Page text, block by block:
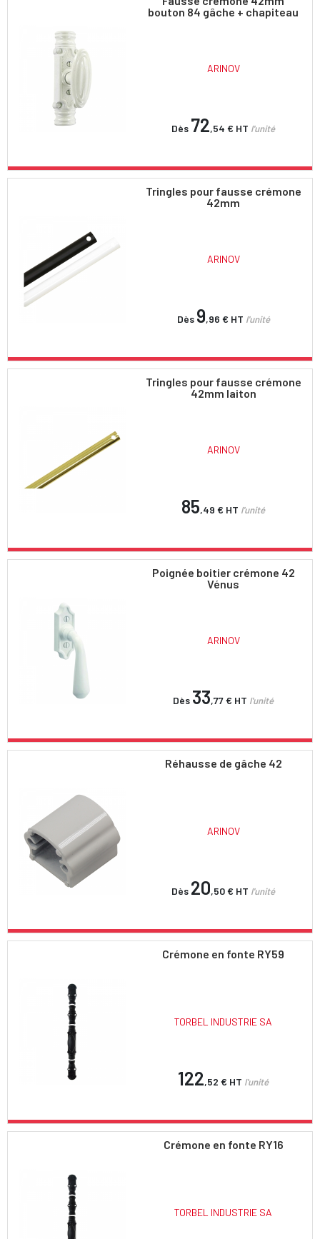
bouton 84 gâche + chapiteau
ARINOV
Dès 72,54 € HT l'unité
Tringles pour fausse crémone
42mm
ARINOV
Dès 9,96 € HT l'unité
Tringles pour fausse crémone
42mm laiton
ARINOV
85,49 € HT l'unité
Poignée boitier crémone 42
Vénus
ARINOV
Dès 33,77 € HT l'unité
Réhausse de gâche 42
ARINOV
Dès 20,50 € HT l'unité
Crémone en fonte RY59
TORBEL INDUSTRIE SA
122,52 € HT l'unité
Crémone en fonte RY16
TORBEL INDUSTRIE SA